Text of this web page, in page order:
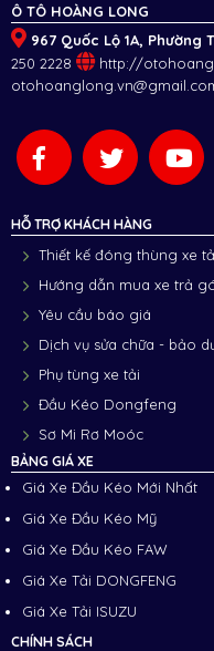
Ô TÔ HOÀNG LONG
967 Quốc Lộ 1A, Phường
250 2228
http://
HỖ TRỢ KHÁCH HÀNG
Thiết kế đóng thùng xe
Hướng dẫn mua xe trả
Yêu cầu báo giá
Dịch vụ sửa chữa - bảo
Phụ tùng xe tải
Đầu Kéo Dongfeng
Sơ Mi Rơ Moóc
BẢNG GIÁ XE
Giá Xe Đầu Kéo Mới Nhất
Giá Xe Đầu Kéo Mỹ
Giá Xe Đầu Kéo FAW
Giá Xe Tải DONGFENG
Giá Xe Tải ISUZU
CHÍNH SÁCH